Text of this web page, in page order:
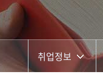
취업정보